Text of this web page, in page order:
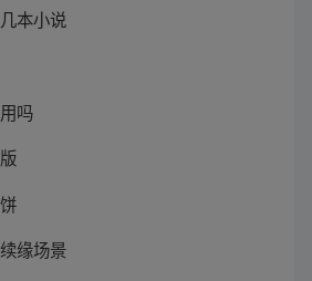
本小说
吗
缘场景